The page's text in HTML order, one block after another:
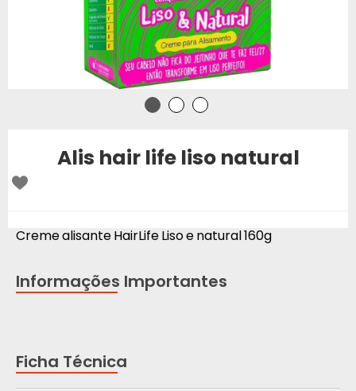
Alis hair life liso natural
Creme alisante HairLife Liso e natural 160g
Informações Importantes
Ficha Técnica